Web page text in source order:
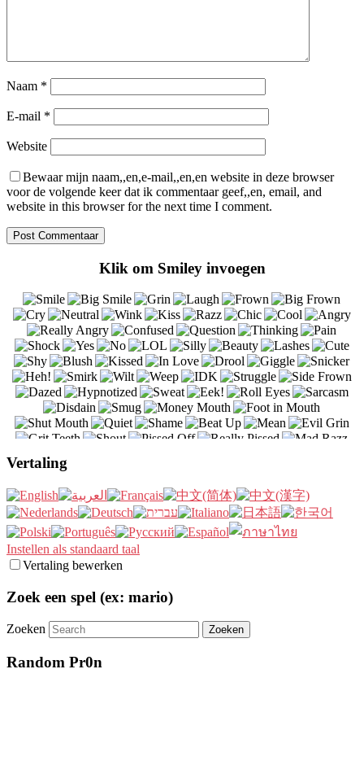
Naam *
E-mail *
Website
Bewaar mijn naam,,en,e-mail,,en,en website in deze browser
voor de volgende keer dat ik commentaar geef,,en, email, and
website in this browser for the next time I comment.
Klik om Smiley invoegen
Vertaling
Instellen als standaard taal
Vertaling bewerken
Zoek een spel (ex: mario)
Zoeken
Random Pr0n